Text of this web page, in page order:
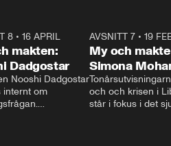
8• 16 APRIL
makten:
Dadgostar
Nooshi Dadgostar
internt om
AVSNITT 7• 19
My och
Simona
och och krisen i
står i fokus i det